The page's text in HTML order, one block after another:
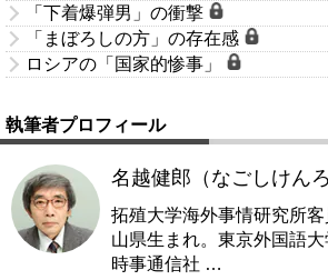
「下着爆弾男」の衝撃
「まぼろしの方」の存在感
ロシアの「国家的惨事」
執筆者プロフィール
名越健郎（なごしけんろ
拓殖大学海外事情研究所
山県生まれ。東京外国語大
時事通信社 …